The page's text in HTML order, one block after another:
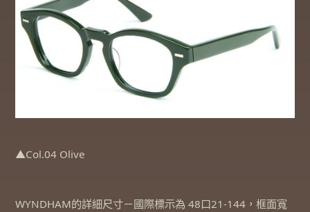
▲Col.04 Olive
WYNDHAM的詳細尺寸－國際標示為 48口21-144，框面寬